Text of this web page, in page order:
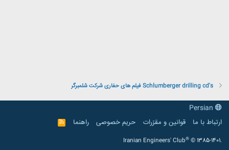
Schlumberger drilling cd's فیلم های حفاری شرکت شلمبرگر
ارتباط با ما
قوانین و مقرّرات حریم خصوصی راهنما
R
S
Iranian Engineers' Club® © 1385-1401.